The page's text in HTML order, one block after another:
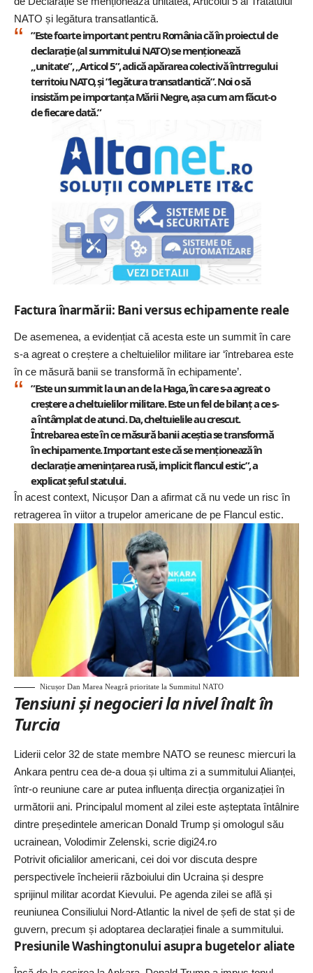
NATO și legătura transatlantică.
”Este foarte important pentru România că în proiectul de
declarație (al summitului NATO) se menționează
„unitate”, „Articol 5”, adică apărarea colectivă întrregului
territoiu NATO, și ”legătura transatlantică”. Noi o să
insistăm pe importanța Mării Negre, așa cum am făcut-o
de fiecare dată.”
Factura înarmării: Bani versus echipamente reale
De asemenea, a evidențiat că acesta este un summit în care
s-a agreat o creștere a cheltuielilor militare iar ‘întrebarea este
în ce măsură banii se transformă în echipamente’.
”Este un summit la un an de la Haga, în care s-a agreat o
creștere a cheltuielilor militare. Este un fel de bilanț a ce s-
a întâmplat de atunci. Da, cheltuielile au crescut.
Întrebarea este în ce măsură banii aceștia se transformă
în echipamente. Important este că se menționează în
declarație amenințarea rusă, implicit flancul estic”, a
explicat șeful statului.
În acest context, Nicușor Dan a afirmat că nu vede un risc în
retragerea în viitor a trupelor americane de pe Flancul estic.
Nicușor Dan Marea Neagră prioritate la Summitul NATO
Tensiuni și negocieri la nivel înalt în
Turcia
Liderii celor 32 de state membre NATO se reunesc miercuri la
Ankara pentru cea de-a doua și ultima zi a summitului Alianței,
într-o reuniune care ar putea influența direcția organizației în
următorii ani. Principalul moment al zilei este așteptata întâlnire
dintre președintele american Donald Trump și omologul său
ucrainean, Volodimir Zelenski, scrie digi24.ro
Potrivit oficialilor americani, cei doi vor discuta despre
perspectivele încheierii războiului din Ucraina și despre
sprijinul militar acordat Kievului. Pe agenda zilei se află și
reuniunea Consiliului Nord-Atlantic la nivel de șefi de stat și de
guvern, precum și adoptarea declarației finale a summitului.
Presiunile Washingtonului asupra bugetelor aliate